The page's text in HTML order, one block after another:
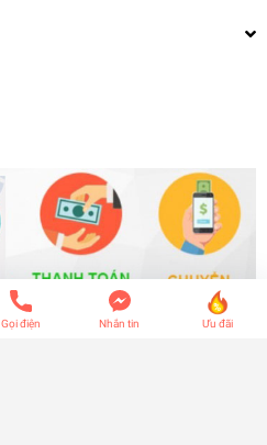
Gọi điện Nhắn tin Ưu đãi